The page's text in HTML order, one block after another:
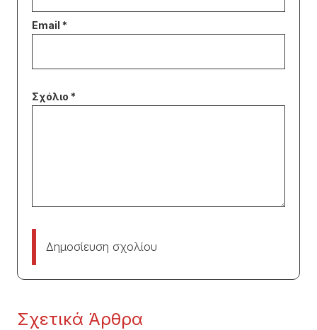
Δημοσίευση σχολίου
Σχετικά Άρθρα